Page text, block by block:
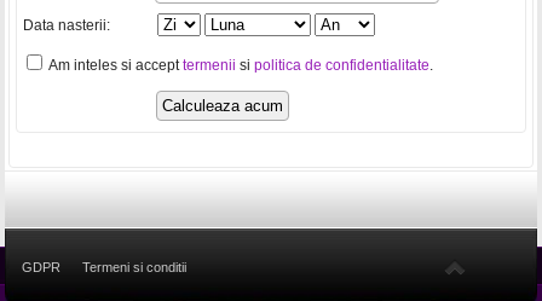
Data nasterii:
Am inteles si accepttermenii si politica de confidentialitate.
GDPR Termeni si conditii